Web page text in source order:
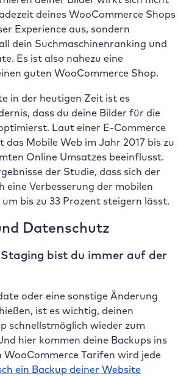
deines WooCommerce Shops
Experience aus, sondern
dein Suchmaschinenranking und
Es ist also nahezu eine
guten WooCommerce Shop.
in der heutigen Zeit ist es
dass du deine Bilder für die
Laut einer E-Commerce
das Mobile Web im Jahr 2017 bis zu
Online Umsatzes beeinflusst.
der Studie, dass sich der
eine Verbesserung der mobilen
bis zu 33 Prozent steigern lässt.
Datenschutz
bist du immer auf der
oder eine sonstige Änderung
ist es wichtig, deinen
schnellstmöglich wieder zum
hier kommen deine Backups ins
WooCommerce Tarifen wird jede
ein Backup deiner Website